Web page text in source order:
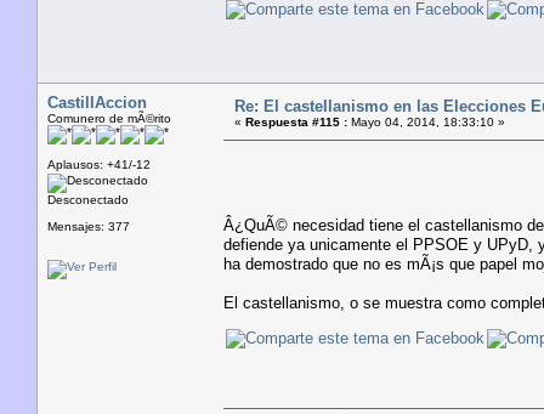
CastillAccion
Comunero de mÃ©rito
Aplausos: +41/-12
Desconectado
Mensajes: 377
Re: El castellanismo en las Elecciones
« Respuesta #115 : Mayo 04, 2014, 18:33:10 »
Â¿QuÃ© necesidad tiene el castellanismo
defiende ya unicamente el PPSOE y UPyD,
ha demostrado que no es mÃ¡s que papel
El castellanismo, o se muestra como